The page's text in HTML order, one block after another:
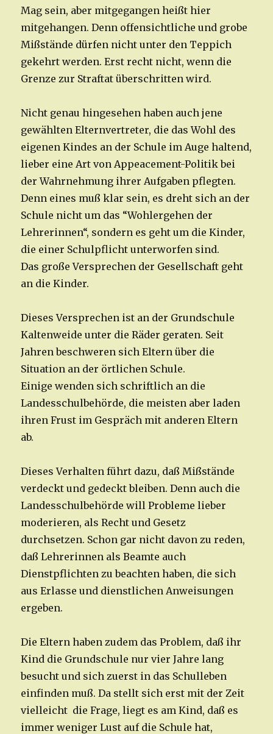
Mag sein, aber mitgegangen heißt hier
mitgehangen. Denn offensichtliche und grobe
Mißstände dürfen nicht unter den Teppich
gekehrt werden. Erst recht nicht, wenn die
Grenze zur Straftat überschritten wird.
Nicht genau hingesehen haben auch jene
gewählten Elternvertreter, die das Wohl des
eigenen Kindes an der Schule im Auge haltend,
lieber eine Art von Appeacement-Politik bei
der Wahrnehmung ihrer Aufgaben pflegten.
Denn eines muß klar sein, es dreht sich an der
Schule nicht um das “Wohlergehen der
Lehrerinnen“, sondern es geht um die Kinder,
die einer Schulpflicht unterworfen sind.
Das große Versprechen der Gesellschaft geht
an die Kinder.
Dieses Versprechen ist an der Grundschule
Kaltenweide unter die Räder geraten. Seit
Jahren beschweren sich Eltern über die
Situation an der örtlichen Schule.
Einige wenden sich schriftlich an die
Landesschulbehörde, die meisten aber laden
ihren Frust im Gespräch mit anderen Eltern
ab.
Dieses Verhalten führt dazu, daß Mißstände
verdeckt und gedeckt bleiben. Denn auch die
Landesschulbehörde will Probleme lieber
moderieren, als Recht und Gesetz
durchsetzen. Schon gar nicht davon zu reden,
daß Lehrerinnen als Beamte auch
Dienstpflichten zu beachten haben, die sich
aus Erlasse und dienstlichen Anweisungen
ergeben.
Die Eltern haben zudem das Problem, daß ihr
Kind die Grundschule nur vier Jahre lang
besucht und sich zuerst in das Schulleben
einfinden muß. Da stellt sich erst mit der Zeit
vielleicht die Frage, liegt es am Kind, daß es
immer weniger Lust auf die Schule hat,